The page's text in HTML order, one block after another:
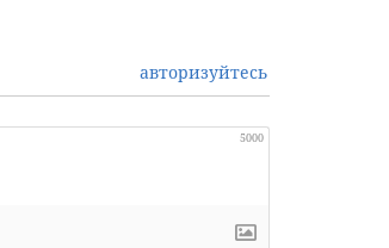
авторизуйтесь
5000